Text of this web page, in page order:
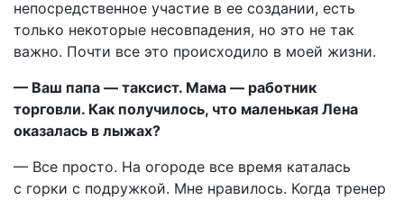
непосредственное участие в ее создании, есть
только некоторые несовпадения, но это не так
важно. Почти все это происходило в моей жизни.
— Ваш папа — таксист. Мама — работник
торговли. Как получилось, что маленькая Лена
оказалась в лыжах?
— Все просто. На огороде все время каталась
с горки с подружкой. Мне нравилось. Когда тренер